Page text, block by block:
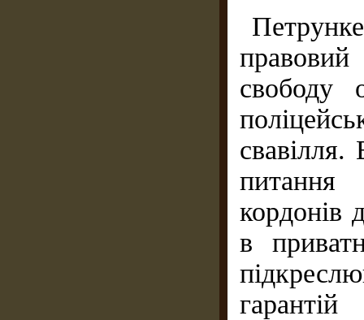
свободу
кордонів
в